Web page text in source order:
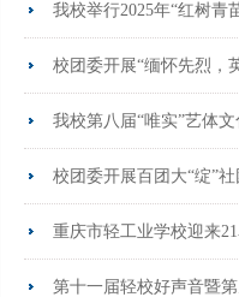
我校举行2025年“红树青
校团委开展“缅怀先烈，
我校第八届“唯实”艺体
校团委开展百团大“绽”
重庆市轻工业学校迎来
第十一届轻校好声音暨